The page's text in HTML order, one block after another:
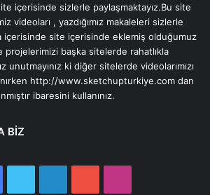
içerisinde sizlerle paylaşmaktayız.Bu site
videoları , yazdığımız makaleleri sizlerle
içerisinde site içerisinde eklemiş olduğumuz
projelerimizi başka sitelerde rahatlıkla
unutmayınız ki diğer sitelerde videolarımızı
http://www.sketchupturkiye.com dan
ibaresini kullanınız.
BİZ